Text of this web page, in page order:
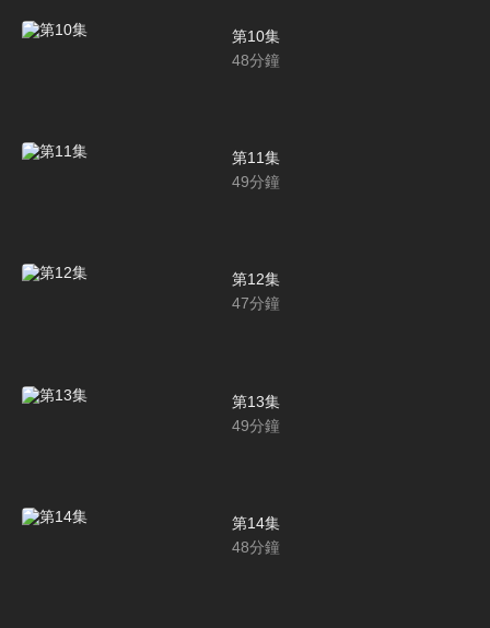
第10集
48分鐘
第11集
49分鐘
第12集
47分鐘
第13集
49分鐘
第14集
48分鐘